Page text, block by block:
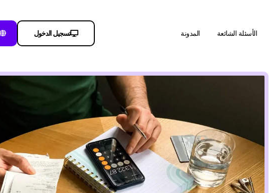
الأسئلة الشائعة المدونة تسجيل الدخول